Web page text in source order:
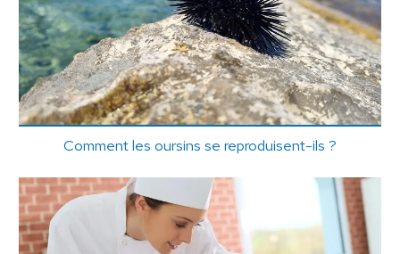
Comment les oursins se reproduisent-ils ?